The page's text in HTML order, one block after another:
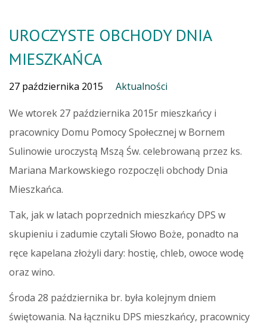
UROCZYSTE OBCHODY DNIA
MIESZKAŃCA
27 października 2015 Aktualności
We wtorek 27 października 2015r mieszkańcy i
pracownicy Domu Pomocy Społecznej w Bornem
Sulinowie uroczystą Mszą Św. celebrowaną przez ks.
Mariana Markowskiego rozpoczęli obchody Dnia
Mieszkańca.
Tak, jak w latach poprzednich mieszkańcy DPS w
skupieniu i zadumie czytali Słowo Boże, ponadto na
ręce kapelana złożyli dary: hostię, chleb, owoce wodę
oraz wino.
Środa 28 października br. była kolejnym dniem
świętowania. Na łączniku DPS mieszkańcy, pracownicy